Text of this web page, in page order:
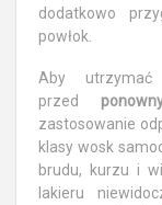
dodatkowo
powłok.
Aby
przed
zastosowanie
klasy wosk
brudu, kurzu i
lakieru